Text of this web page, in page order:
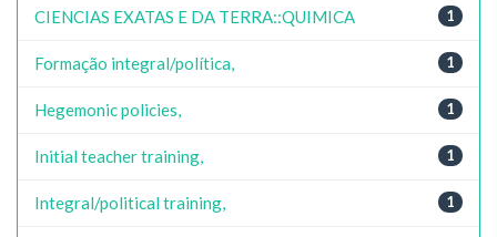
1
CIENCIAS EXATAS E DA TERRA::QUIMICA
1
Formação integral/política,
1
Hegemonic policies,
1
Initial teacher training,
1
Integral/political training,